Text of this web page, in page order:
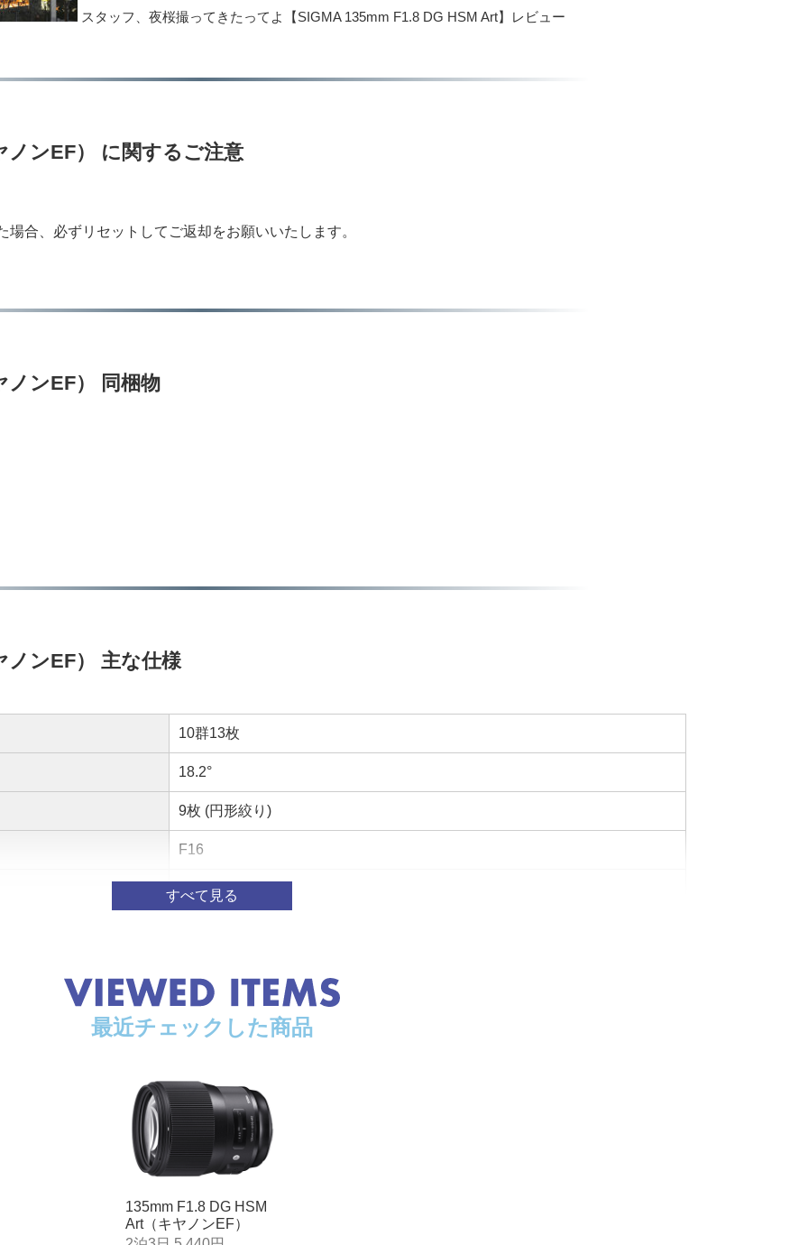
スタッフ、夜桜撮ってきたってよ【SIGMA 135mm F1.8 DG HSM Art】レビュー
ノンEF） に関するご注意
合、必ずリセットしてご返却をお願いいたします。
ノンEF） 同梱物
ノンEF） 主な仕様
10群13枚
18.2°
9枚 (円形絞り)
F16
87.5cm
φ91.4mm × 114.9mm
最近チェックした商品
135mm F1.8 DG HSM
Art（キヤノンEF）